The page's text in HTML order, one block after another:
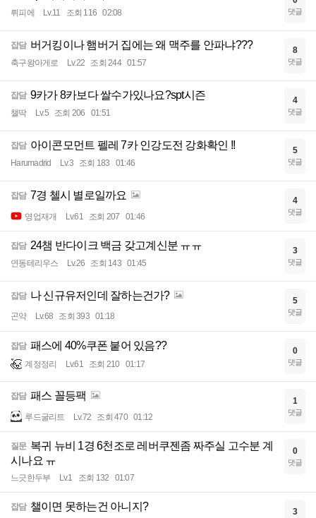
뤼피에 Lv.11 조회 116 02:08 댓글
잡담 버거킹이나 햄버거 집에는 왜 맥주를 안파냐???
축구왕아게로 Lv.22 조회 244 01:57
8
댓글
잡담 9카가 8카보다 쌀수가있나요?spt시즌
챌딱 Lv.5 조회 206 01:51
4
댓글
잡담 아이콘모먼트 펠레 7카 인강도전 강화확인 !!
Harumadrid Lv.3 조회 183 01:46
5
댓글
잡담 7경 첼시 별로일까요
영업재개 Lv.61 조회 207 01:46
4
댓글
잡담 24챔 반다이크 백금 갖고계신분 ㅠㅠ
연동테리우스 Lv.26 조회 143 01:45
3
댓글
잡담 나 신규유저인데 잘하는건가?
곤약 Lv.68 조회 393 01:18
5
댓글
잡담 패스에 40%쿠폰 붙어 있음??
계정정리 Lv.61 조회 210 01:17
0
댓글
잡담 패스 꼴등팩
루드굴리트 Lv.72 조회 470 01:12
1
댓글
질문 복귀 뉴비 1경 6천조로 레버쿠젠좀 짜주실 고수분 계
시나요 ㅠ
느긋한두부 Lv.1 조회 132 01:07
0
댓글
잡담 챌이면 못하는건 아니지? 3